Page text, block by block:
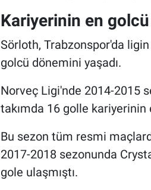
Kariyerinin en
Sörloth, Trabzonspor'da
golcü dönemini yaşadı.
Norveç Ligi'nde 2014-2015
takımda 16 golle
Bu sezon tüm resmi
2017-2018 sezonunda
gole ulaşmıştı.